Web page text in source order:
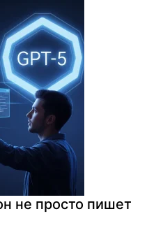
не просто пишет